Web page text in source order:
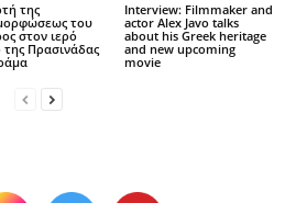
της
του
στον ιερό
της Πρασινάδας
Interview: Filmmaker and
actor Alex Javo talks
about his Greek heritage
and new upcoming
movie